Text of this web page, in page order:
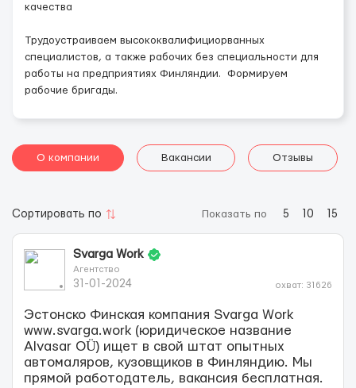
качества
Трудоустраиваем высококвалифициорванных
специалистов, а также рабочих без специальности для
работы на предприятиях Финляндии. Формируем
рабочие бригады.
О компании Вакансии Отзывы
Сортировать по Показать по 5 10 15
Svarga Work
Агентство
31-01-2024 охват: 31626
Эстонско Финская компания Svarga Work
www.svarga.work (юридическое название
Alvasar OÜ) ищет в свой штат опытных
автомаляров, кузовщиков в Финляндию. Мы
прямой работодатель, вакансия бесплатная.